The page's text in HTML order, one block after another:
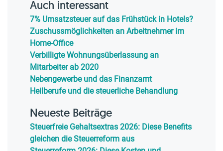
Auch interessant
7% Umsatzsteuer auf das Frühstück in Hotels?
Zuschussmöglichkeiten an Arbeitnehmer im
Home-Office
Verbilligte Wohnungsüberlassung an
Mitarbeiter ab 2020
Nebengewerbe und das Finanzamt
Heilberufe und die steuerliche Behandlung
Neueste Beiträge
Steuerfreie Gehaltsextras 2026: Diese Benefits
gleichen die Steuerreform aus